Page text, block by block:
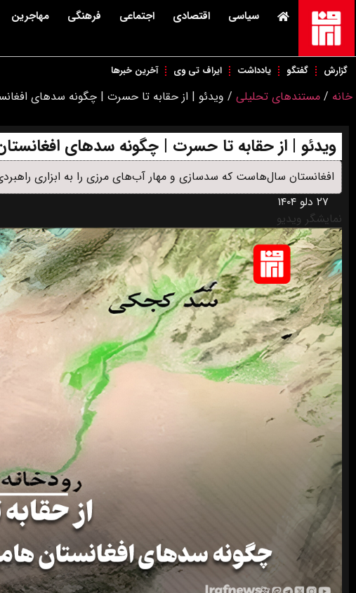
سیاسی اقتصادی اجتماعی فرهنگی مهاجرین
گزارش گفتگو یادداشت ایراف تی وی آخرین خبرها
خانه / مستندهای تحلیلی / ویدئو | از حقابه تا حسرت | چگونه سدهای
ویدئو | از حقابه تا حسرت | چگونه سدهای
افغانستان سال‌هاست که سدسازی و مهار آب‌های مرزی را به ابزاری
۲۷ دلو ۱۴۰۴
نمایشگر ویدیو